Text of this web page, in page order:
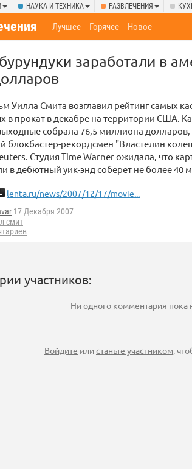
НАУКА И ТЕХНИКА РАЗВЛЕЧЕНИЯ
Лучшее Горячее Новое
заработали в
Уилла Смита возглавил рейтинг самых
в прокат в декабре на территории США.
собрала 76,5 миллиона долларов,
блокбастер-рекордсмен "Властелин
Студия Time Warner ожидала, что
в дебютный уик-энд соберет не более 40
lenta.ru/news/2007/12/17/movie...
17 Декабря 2007
смит
участников:
Ни одного комментария пока
Войдите илистаньте участником,